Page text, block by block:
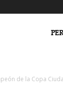
de la Copa